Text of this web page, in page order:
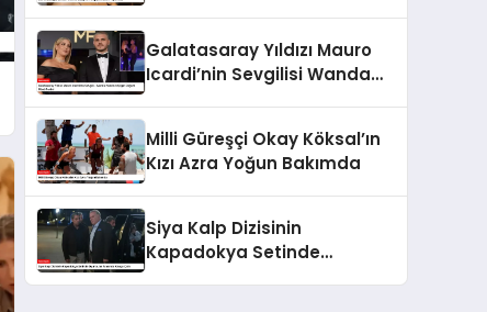
Galatasaray Yıldızı Mauro
Icardi’nin Sevgilisi Wanda
Milli Güreşçi Okay Köksal’ın
Kızı Azra Yoğun Bakımda
Siya Kalp Dizisinin
Kapadokya Setinde